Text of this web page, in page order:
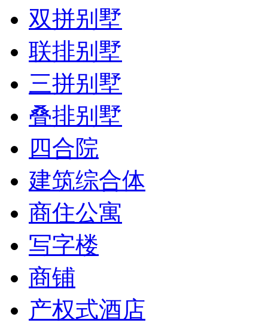
双拼别墅
联排别墅
三拼别墅
叠排别墅
四合院
建筑综合体
商住公寓
写字楼
商铺
产权式酒店